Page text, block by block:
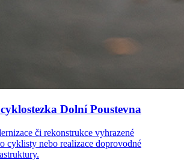
Dolní Poustevna
či rekonstrukce vyhrazené
cyklisty nebo realizace doprovodné